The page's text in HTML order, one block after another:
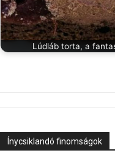
Lúdláb torta, a
Ínycsiklandó finomságok